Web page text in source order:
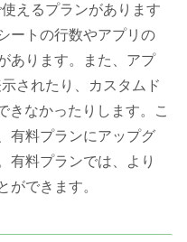
えるプランがあります
ートの行数やアプリの
あります。また、アプ
されたり、カスタムド
きなかったりします。こ
有料プランにアップグ
有料プランでは、より
ができます。